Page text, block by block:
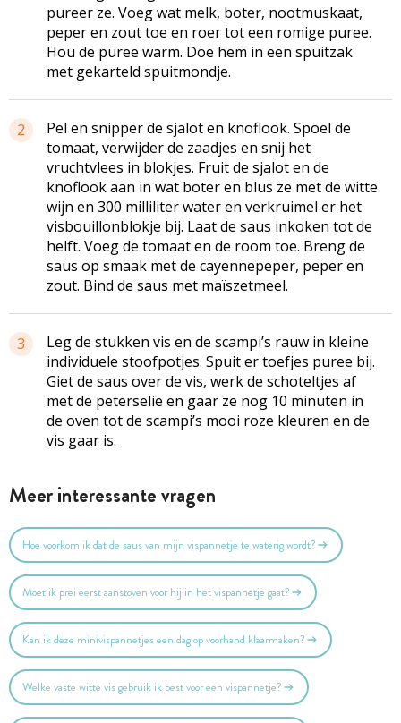
pureer ze. Voeg wat melk, boter, nootmuskaat,
peper en zout toe en roer tot een romige puree.
Hou de puree warm. Doe hem in een spuitzak
met gekarteld spuitmondje.
2
Pel en snipper de sjalot en knoflook. Spoel de
tomaat, verwijder de zaadjes en snij het
vruchtvlees in blokjes. Fruit de sjalot en de
knoflook aan in wat boter en blus ze met de witte
wijn en 300 milliliter water en verkruimel er het
visbouillonblokje bij. Laat de saus inkoken tot de
helft. Voeg de tomaat en de room toe. Breng de
saus op smaak met de cayenne­peper, peper en
zout. Bind de saus met maïszetmeel.
3
Leg de stukken vis en de scampi’s rauw in kleine
individuele stoofpotjes. Spuit er toefjes puree bij.
Giet de saus over de vis, werk de schoteltjes af
met de peterselie en gaar ze nog 10 minuten in
de oven tot de scampi’s mooi roze kleuren en de
vis gaar is.
Meer interessante vragen
Hoe voorkom ik dat de saus van mijn vispannetje te waterig wordt?
Moet ik prei eerst aanstoven voor hij in het vispannetje gaat?
Kan ik deze minivispannetjes een dag op voorhand klaarmaken?
Welke vaste witte vis gebruik ik best voor een vispannetje?